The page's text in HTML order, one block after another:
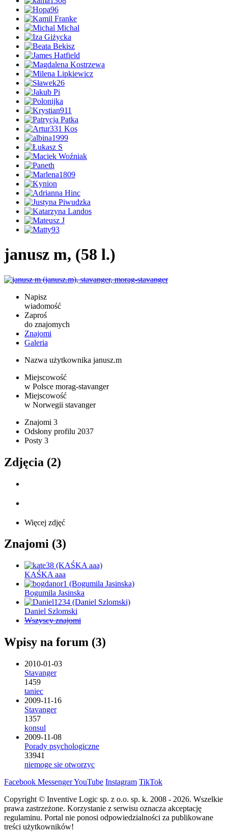
janusz m, (58 l.)
Napisz
wiadomość
Zaproś
do znajomych
Znajomi
Galeria
Nazwa użytkownika janusz.m
Miejscowość
w Polsce morag-stavanger
Miejscowość
w Norwegii stavanger
Znajomi 3
Odsłony profilu 2037
Posty 3
Zdjęcia (2)
Więcej zdjęć
Znajomi (3)
KAŚKA aaa
Bogumila Jasinska
Daniel Szlomski
Wszyscy znajomi
Wpisy na forum (3)
2010-01-03
Stavanger
1459
taniec
2009-11-16
Stavanger
1357
konsul
2009-11-08
Porady psychologiczne
33941
niemoge sie otworzyc
Facebook MessengerYouTube Instagram TikTok
Copyright © Inventive Logic sp. z o.o. sp. k. 2008 - 2026. Wszelkie
prawa zastrzeżone. Korzystanie z serwisu oznacza akceptację
regulaminu. Portal nie ponosi odpowiedzialności za publikowane
treści użytkowników!